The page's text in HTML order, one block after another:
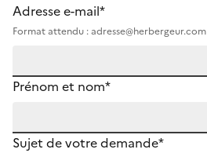
Adresse e-mail*
Format attendu : adresse@herbergeur.com
Prénom et nom*
Sujet de votre demande*